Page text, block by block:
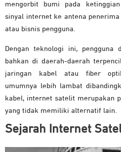
mengorbit bumi pada
sinyal internet ke antena
atau bisnis pengguna.
Dengan teknologi ini, pengguna
bahkan di daerah-daerah
jaringan kabel atau fiber
umumnya lebih lambat
kabel, internet satelit merupakan
yang tidak memiliki alternatif lain.
Sejarah Internet